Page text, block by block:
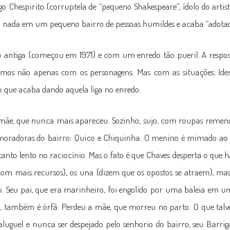
(corruptela de “pequeno Shakespeare”, ídolo do
em um pequeno bairro de pessoas humildes e acaba
(começou em 1971) e com um enredo tão pueril. A
não apenas com os personagens. Mas com as situações.
acaba dando aquela liga no enredo.
que nunca mais apareceu. Sozinho, sujo, com roupas
do bairro: Quico e Chiquinha. O menino é mimado ao
lento no raciocínio. Mas o fato é que Chaves desperta o que
mais recursos), os una (dizem que os opostos se atraem),
Seu pai, que era marinheiro, foi engolido por uma baleia
é órfã. Perdeu a mãe, que morreu no parto. O que
aluguel e nunca ser despejado pelo senhorio do bairro, seu